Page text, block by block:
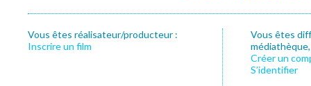
Vous êtes réalisateur/producteur :
Inscrire un film
Vous êtes
Créer un
S’identifier